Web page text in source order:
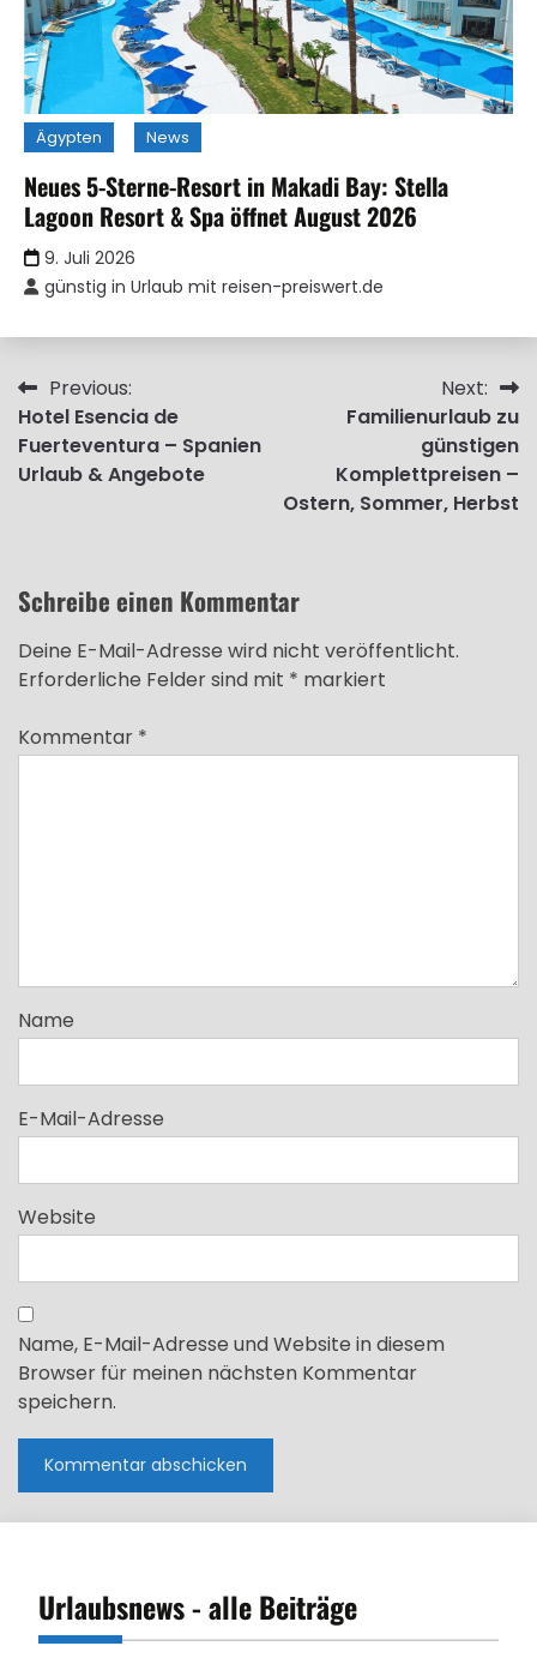
Ägypten News
Neues 5-Sterne-Resort in Makadi Bay: Stella
Lagoon Resort & Spa öffnet August 2026
9. Juli 2026
günstig in Urlaub mit reisen-preiswert.de
Beitragsnavigation
Previous:
Hotel Esencia de
Fuerteventura – Spanien
Urlaub & Angebote
Next:
Familienurlaub zu
günstigen
Komplettpreisen –
Ostern, Sommer, Herbst
Schreibe einen Kommentar
Deine E-Mail-Adresse wird nicht veröffentlicht.
Erforderliche Felder sind mit * markiert
Kommentar *
Name
E-Mail-Adresse
Website
Name, E-Mail-Adresse und Website in diesem
Browser für meinen nächsten Kommentar
speichern.
Urlaubsnews - alle Beiträge